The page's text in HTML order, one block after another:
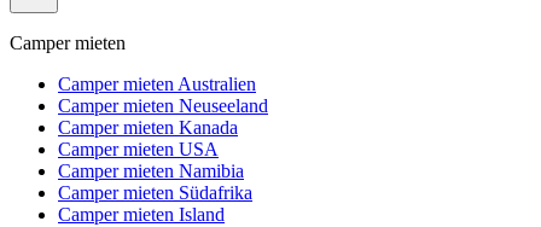
Camper mieten
Camper mieten Australien
Camper mieten Neuseeland
Camper mieten Kanada
Camper mieten USA
Camper mieten Namibia
Camper mieten Südafrika
Camper mieten Island